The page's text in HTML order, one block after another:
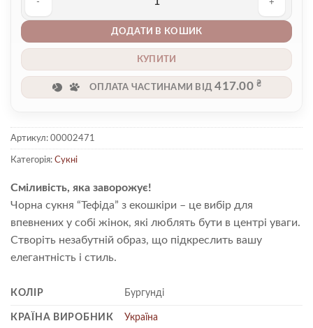
ДОДАТИ В КОШИК
КУПИТИ
ОПЛАТА ЧАСТИНАМИ ВІД417.00₴
Артикул: 00002471
Категорія: Сукні
Сміливість, яка заворожує!
Чорна сукня “Тефіда” з екошкіри – це вибір для
впевнених у собі жінок, які люблять бути в центрі уваги.
Створіть незабутній образ, що підкреслить вашу
елегантність і стиль.
КОЛІР Бургунді
КРАЇНА ВИРОБНИК Україна